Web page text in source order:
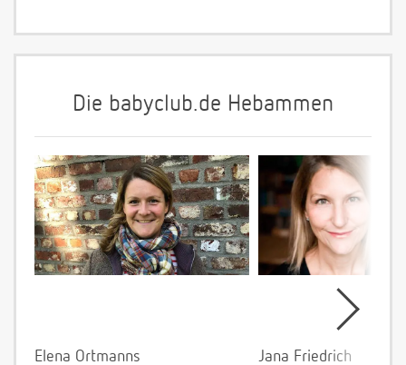
Die babyclub.de Hebammen
Elena Ortmanns
Jana Friedrich